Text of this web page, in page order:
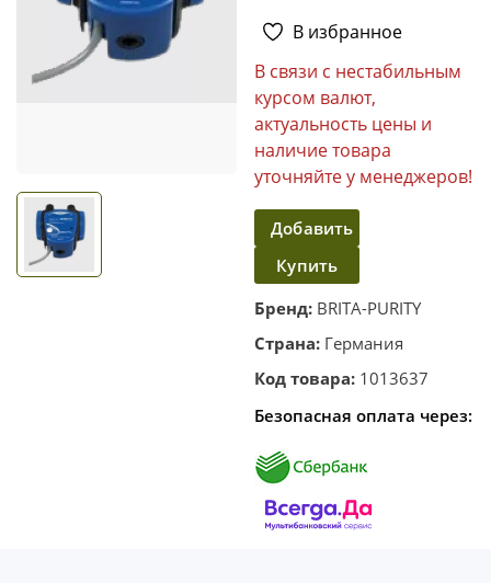
В избранное
В связи с нестабильным
курсом валют,
актуальность цены и
наличие товара
уточняйте у менеджеров!
Добавить
в
корзину
Купить
в один
клик
Бренд: BRITA-PURITY
Страна: Германия
Код товара: 1013637
Безопасная оплата через: